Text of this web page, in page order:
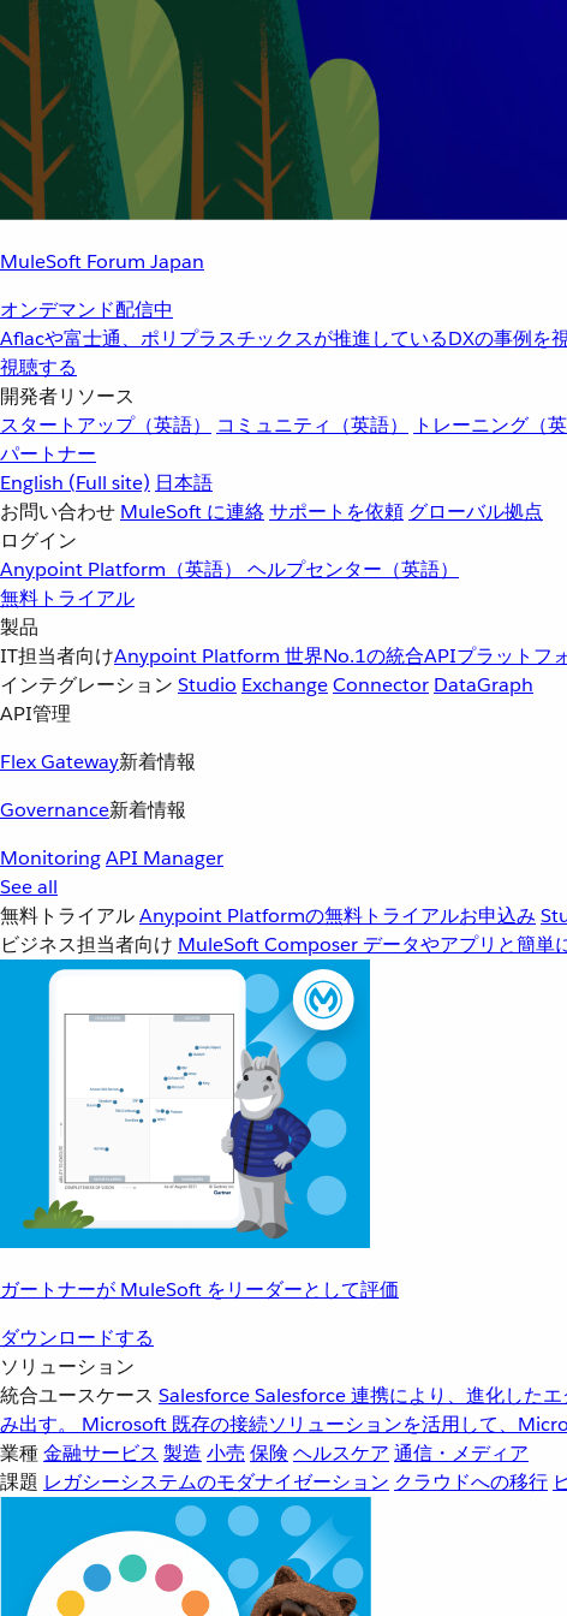
MuleSoft Forum Japan
オンデマンド配信中
Aflacや富士通、ポリプラスチックスが推進しているDXの事例を
視聴する
開発者リソース
スタートアップ（英語）
コミュニティ（英語） トレーニング（英
パートナー
English (Full site) 日本語
お問い合わせ MuleSoft に連絡サポートを依頼 グローバル拠点
ログイン
Anypoint Platform（英語） ヘルプセンター（英語）
無料トライアル
製品
IT担当者向けAnypoint Platform 世界No.1の統合APIプラットフ
インテグレーション Studio ExchangeConnector DataGraph
API管理
Flex Gateway新着情報
Governance新着情報
MonitoringAPI Manager
See all
無料トライアルAnypoint Platformの無料トライアルお申込み
ビジネス担当者向け MuleSoft Composer データやアプリと簡単
ガートナーが MuleSoft をリーダーとして評価
ダウンロードする
ソリューション
統合ユースケース SalesforceSalesforce 連携により、進化した
み出す。
Microsoft 既存の接続ソリューションを活用して、
業種金融サービス 製造 小売 保険 ヘルスケア 通信・メディア
課題 レガシーシステムのモダナイゼーション クラウドへの移行